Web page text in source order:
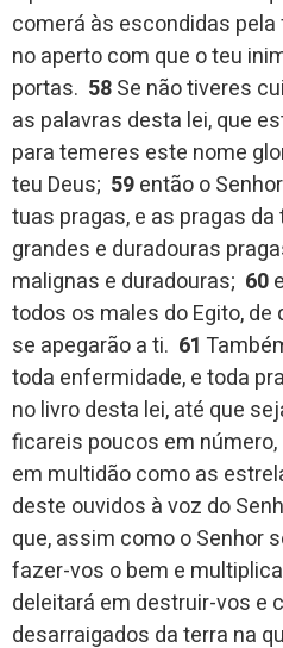
comerá às escondidas
no aperto com que o teu
portas. 58Se não tiveres
as palavras desta lei, que
para temeres este nome
teu Deus; 59então o
tuas pragas, e as pragas
grandes e duradouras
malignas e duradouras; 60
todos os males do Egito,
se apegarão a ti. 61
toda enfermidade, e toda
no livro desta lei, até que
ficareis poucos em
em multidão como as
deste ouvidos à voz do
que, assim como o Senhor
fazer-vos o bem e
deleitará em destruir-vos e
desarraigados da terra na